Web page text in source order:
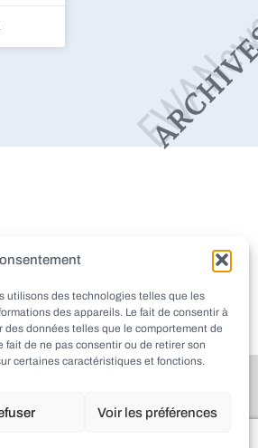
utilisons des technologies telles que les
des appareils. Le fait de consentir à
données telles que le comportement de
fait de ne pas consentir ou de retirer son
certaines caractéristiques et fonctions.
Voir les préférences
haut